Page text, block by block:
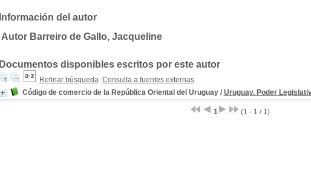
Información del autor
Autor Barreiro de Gallo, Jacqueline
Documentos disponibles escritos por este autor
Refinar búsqueda Consulta a fuentes externas
Código de comercio de la República Oriental del Uruguay/ Uruguay. Poder
1 (1 - 1 / 1)